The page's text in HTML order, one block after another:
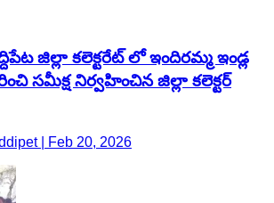
జిల్లా కలెక్టరేట్ లో ఇందిరమ్మ ఇండ్ల
సమీక్ష నిర్వహించిన జిల్లా కలెక్టర్
| Feb 20, 2026